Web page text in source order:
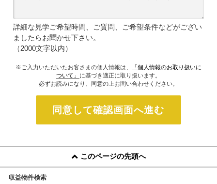
詳細な見学ご希望時間、ご質問、ご希望条件などがござい
ましたらお聞かせ下さい。
（2000文字以内）
※ご入力いただいたお客さまの個人情報は、
「個人情報のお取り扱いに
ついて」 に基づき適正に取り扱います。
必ずお読みになり、同意の上お問い合わせください。
同意して確認画面へ進む
このページの先頭へ
収益物件検索